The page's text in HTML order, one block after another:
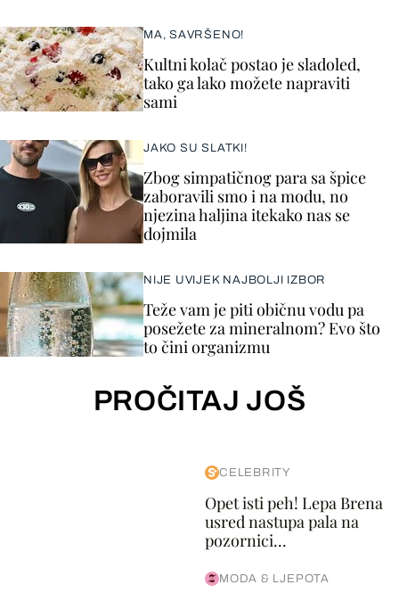
MA, SAVRŠENO!
Kultni kolač postao je sladoled,
tako ga lako možete napraviti
sami
JAKO SU SLATKI!
Zbog simpatičnog para sa špice
zaboravili smo i na modu, no
njezina haljina itekako nas se
dojmila
NIJE UVIJEK NAJBOLJI IZBOR
Teže vam je piti običnu vodu pa
posežete za mineralnom? Evo što
to čini organizmu
PROČITAJ JOŠ
CELEBRITY
Opet isti peh! Lepa Brena
usred nastupa pala na
pozornici...
MODA & LJEPOTA